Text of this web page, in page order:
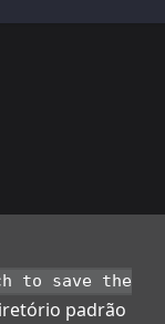
to save the
padrão